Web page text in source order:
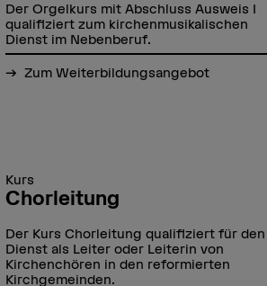
Der Orgelkurs mit Abschluss Ausweis I
qualifiziert zum kirchenmusikalischen
Dienst im Nebenberuf.
Zum Weiterbildungsangebot
Kurs
Chorleitung
Der Kurs Chorleitung qualifiziert für den
Dienst als Leiter oder Leiterin von
Kirchenchören in den reformierten
Kirchgemeinden.